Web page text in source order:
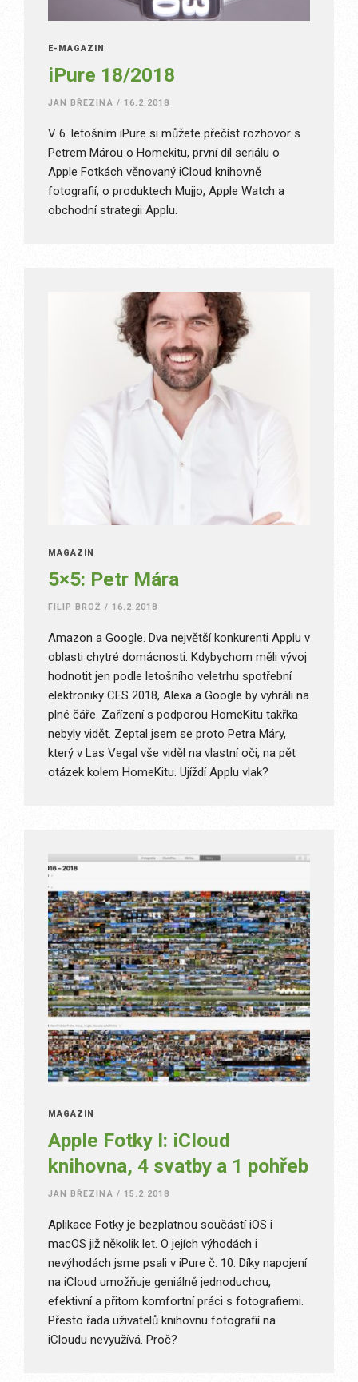
E-MAGAZÍN
iPure 18/2018
JAN BŘEZINA / 16.2.2018
V 6. letošním iPure si můžete přečíst rozhovor s
Petrem Márou o Homekitu, první díl seriálu o
Apple Fotkách věnovaný iCloud knihovně
fotografií, o produktech Mujjo, Apple Watch a
obchodní strategii Applu.
MAGAZÍN
5×5: Petr Mára
FILIP BROŽ / 16.2.2018
Amazon a Google. Dva největší konkurenti Applu v
oblasti chytré domácnosti. Kdybychom měli vývoj
hodnotit jen podle letošního veletrhu spotřební
elektroniky CES 2018, Alexa a Google by vyhráli na
plné čáře. Zařízení s podporou HomeKitu takřka
nebyly vidět. Zeptal jsem se proto Petra Máry,
který v Las Vegal vše viděl na vlastní oči, na pět
otázek kolem HomeKitu. Ujíždí Applu vlak?
MAGAZÍN
Apple Fotky I: iCloud
knihovna, 4 svatby a 1 pohřeb
JAN BŘEZINA / 15.2.2018
Aplikace Fotky je bezplatnou součástí iOS i
macOS již několik let. O jejích výhodách i
nevýhodách jsme psali v iPure č. 10. Díky napojení
na iCloud umožňuje geniálně jednoduchou,
efektivní a přitom komfortní práci s fotografiemi.
Přesto řada uživatelů knihovnu fotografií na
iCloudu nevyužívá. Proč?